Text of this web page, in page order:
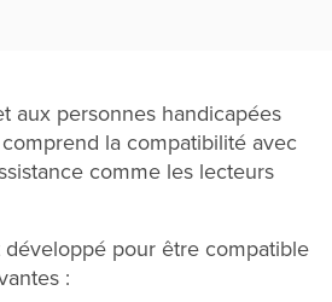
aux personnes handicapées
la compatibilité avec
comme les lecteurs
pour être compatible
: